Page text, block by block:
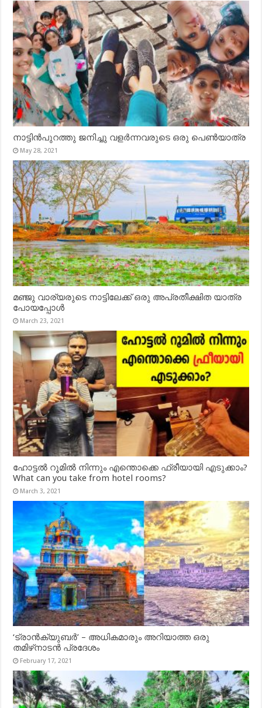
നാട്ടിൻപുറത്തു ജനിച്ചു വളർന്നവരുടെ ഒരു പെൺയാത്ര
May 28, 2021
മഞ്ജു വാര്യരുടെ നാട്ടിലേക്ക് ഒരു അപ്രതീക്ഷിത യാത്ര
പോയപ്പോൾ
March 23, 2021
ഹോട്ടൽ റൂമിൽ നിന്നും എന്തൊക്കെ ഫ്രീയായി എടുക്കാം?
What can you take from hotel rooms?
March 3, 2021
‘ട്രാൻക്യുബർ’ – അധികമാരും അറിയാത്ത ഒരു
തമിഴ്‌നാടൻ പ്രദേശം
February 17, 2021